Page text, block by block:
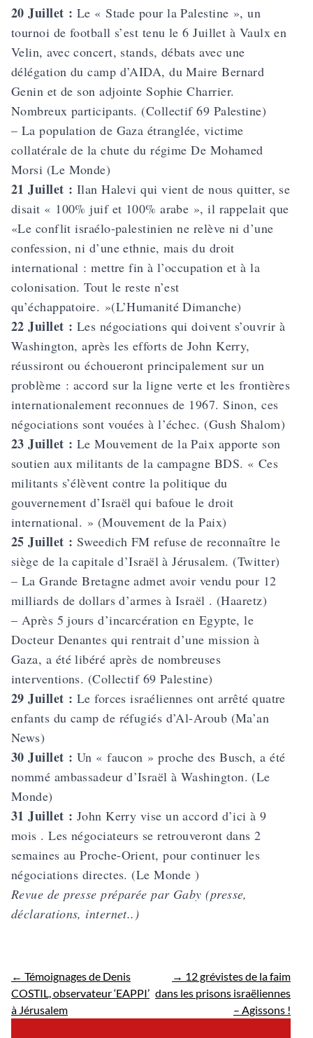
20 Juillet : Le «Stade pour la Palestine », un
tournoi de football s’est tenu le 6 Juillet à Vaulx en
Velin, avec concert, stands, débats avec une
délégation du camp d’AIDA, du Maire Bernard
Genin et de son adjointe Sophie Charrier.
Nombreux participants. (Collectif 69 Palestine)
– La population de Gaza étranglée, victime
collatérale de la chute du régime De Mohamed
Morsi (Le Monde)
21 Juillet : Ilan Halevi qui vient de nous quitter, se
disait « 100% juif et 100% arabe », il rappelait que
«Le conflit israélo-palestinien ne relève ni d’une
confession, ni d’une ethnie, mais du droit
international : mettre fin à l’occupation et à la
colonisation. Tout le reste n’est
qu’échappatoire. »(L’Humanité Dimanche)
22 Juillet : Les négociations qui doivent s’ouvrir à
Washington, après les efforts de John Kerry,
réussiront ou échoueront principalement sur un
problème : accord sur la ligne verte et les frontières
internationalement reconnues de 1967. Sinon, ces
négociations sont vouées à l’échec. (Gush Shalom)
23 Juillet : Le Mouvement de la Paix apporte son
soutien aux militants de la campagne BDS. « Ces
militants s’élèvent contre la politique du
gouvernement d’Israël qui bafoue le droit
international. » (Mouvement de la Paix)
25 Juillet : Sweedich FM refuse de reconnaître le
siège de la capitale d’Israël à Jérusalem. (Twitter)
– La Grande Bretagne admet avoir vendu pour 12
milliards de dollars d’armes à Israël . (Haaretz)
– Après 5 jours d’incarcération en Egypte, le
Docteur Denantes qui rentrait d’une mission à
Gaza, a été libéré après de nombreuses
interventions. (Collectif 69 Palestine)
29 Juillet : Le forces israéliennes ont arrêté quatre
enfants du camp de réfugiés d’Al-Aroub (Ma’an
News)
30 Juillet : Un « faucon » proche des Busch, a été
nommé ambassadeur d’Israël à Washington. (Le
Monde)
31 Juillet : John Kerry vise un accord d’ici à 9
mois . Les négociateurs se retrouveront dans 2
semaines au Proche-Orient, pour continuer les
négociations directes. (Le Monde )
Revue de presse préparée par Gaby (presse,
déclarations, internet..)
← Témoignages de Denis
COSTIL, observateur ‘EAPPI’
à Jérusalem
→ 12 grévistes de la faim
dans les prisons israëliennes
– Agissons !